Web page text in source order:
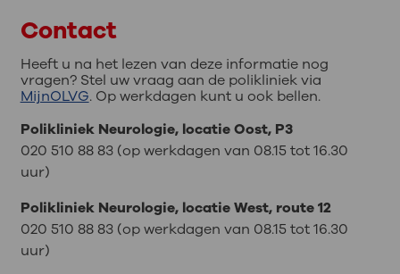
Contact
Heeft u na het lezen van deze informatie nog
vragen? Stel uw vraag aan de polikliniek via
MijnOLVG. Op werkdagen kunt u ook bellen.
Polikliniek Neurologie, locatie Oost, P3
020 510 88 83 (op werkdagen van 08.15 tot 16.30
uur)
Polikliniek Neurologie, locatie West, route 12
020 510 88 83 (op werkdagen van 08.15 tot 16.30
uur)